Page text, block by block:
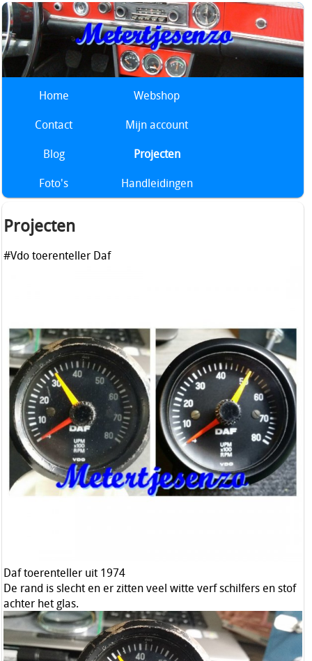
Home
Webshop
Contact
Mijn account
Blog
Projecten
Foto's
Handleidingen
Projecten
#Vdo toerenteller Daf
Daf toerenteller uit 1974
De rand is slecht en er zitten veel witte verf schilfers en stof
achter het glas.